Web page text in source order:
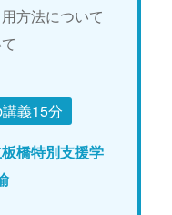
方法について
義15分
橋特別支援学